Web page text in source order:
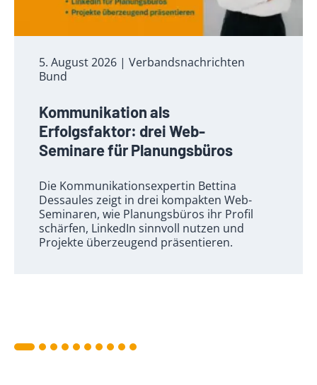
5. August 2026 | Verbandsnachrichten
Bund
Kommunikation als
Erfolgsfaktor: drei Web-
Seminare für Planungsbüros
Die Kommunikationsexpertin Bettina
Dessaules zeigt in drei kompakten Web-
Seminaren, wie Planungsbüros ihr Profil
schärfen, LinkedIn sinnvoll nutzen und
Projekte überzeugend präsentieren.